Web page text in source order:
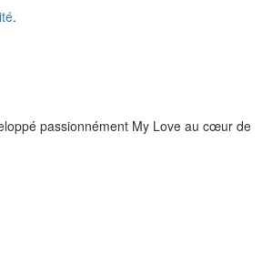
.
passionnément My Love au cœur de